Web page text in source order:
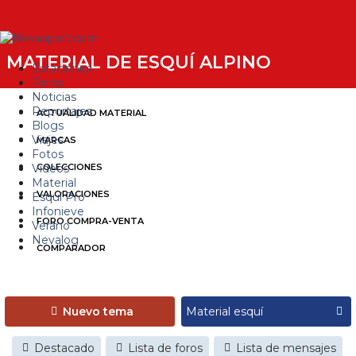
Estaciones
Foros
Noticias
Reportajes
Blogs
Viajes
Fotos
Videos
Material
Esquí Pro
Infonieve
Verano
Nevalog
MATERIAL DE ESQUÍ ALPINO
ACTUALIDAD MATERIAL
MARCAS
COLECCIONES
VALORACIONES
FORO COMPRA-VENTA
COMPARADOR
Nuevo tema
Destacado Lista de foros Lista de mensajes